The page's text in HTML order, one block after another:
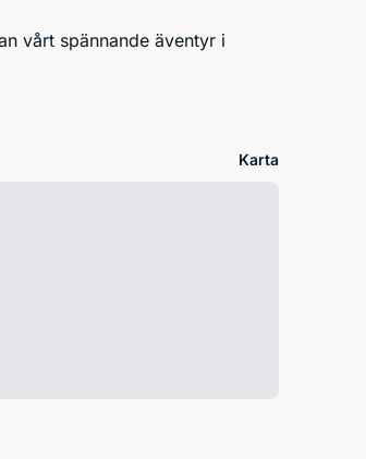
vårt spännande äventyr i
Karta